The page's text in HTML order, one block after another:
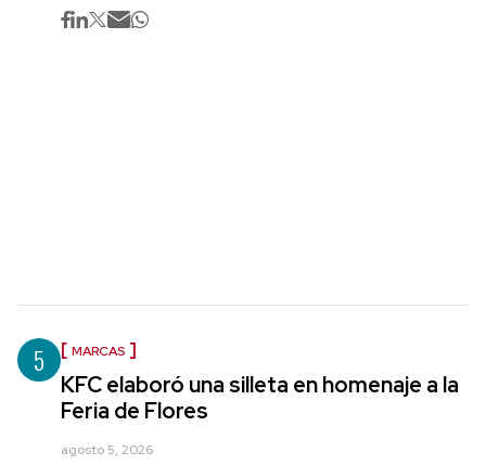
5 MARCAS
KFC elaboró una silleta en homenaje a la
Feria de Flores
agosto 5, 2026